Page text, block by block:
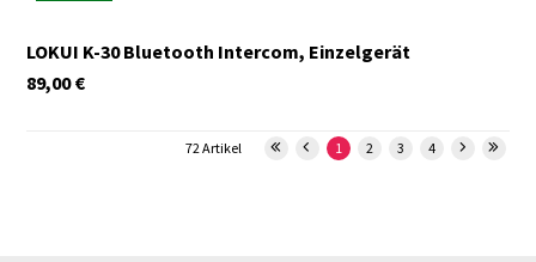
LOKUI K-30 Bluetooth Intercom, Einzelgerät
€
89,00
1 2 3 4
72 Artikel